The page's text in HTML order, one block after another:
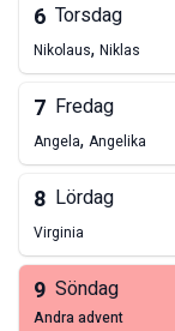
6 Torsdag
Nikolaus, Niklas
7 Fredag
Angela, Angelika
8 Lördag
Virginia
9 Söndag
andra advent